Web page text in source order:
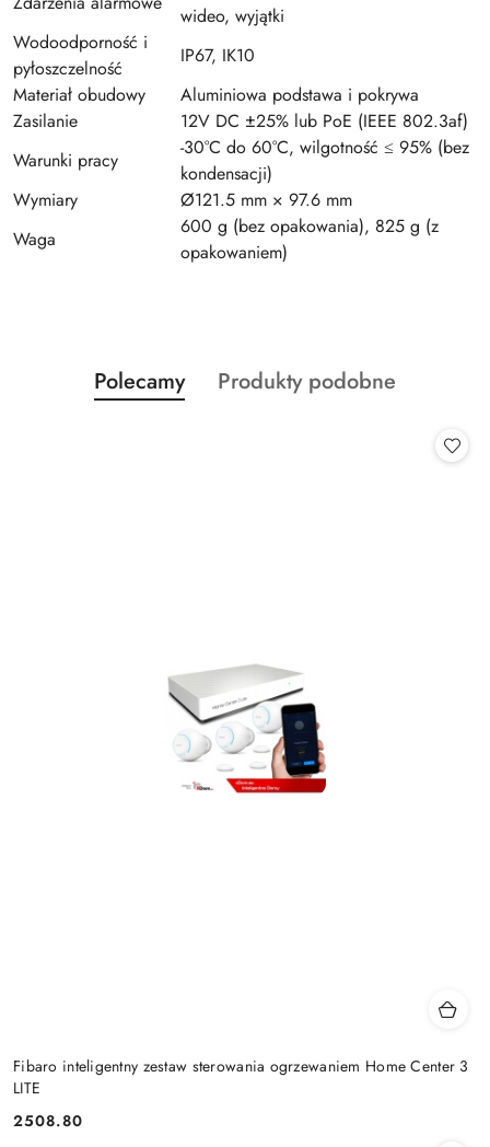
wideo, wyjątki
Wodoodporność i
pyłoszczelność
IP67, IK10
Materiał obudowy
Aluminiowa podstawa i pokrywa
Zasilanie
12V DC ±25% lub PoE (IEEE 802.3af)
Warunki pracy
-30°C do 60°C, wilgotność ≤ 95% (bez
kondensacji)
Wymiary
Ø121.5 mm × 97.6 mm
Waga
600 g (bez opakowania), 825 g (z
opakowaniem)
Pomiń karuzelę produktów
Produkty
o
Polecamy
Produkty
Produkty podobne
Fibaro inteligentny zestaw sterowania ogrzewaniem Home Center 3
LITE
Cena:
2508.80